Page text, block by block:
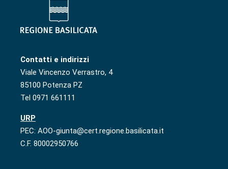
Contatti e indirizzi
Viale Vincenzo Verrastro, 4
85100 Potenza PZ
Tel 0971 661111
URP
PEC: AOO-giunta@cert.regione.basilicata.it
C.F. 80002950766